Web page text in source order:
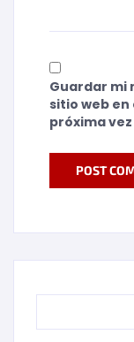
Guardar mi
sitio web
próxima
POST